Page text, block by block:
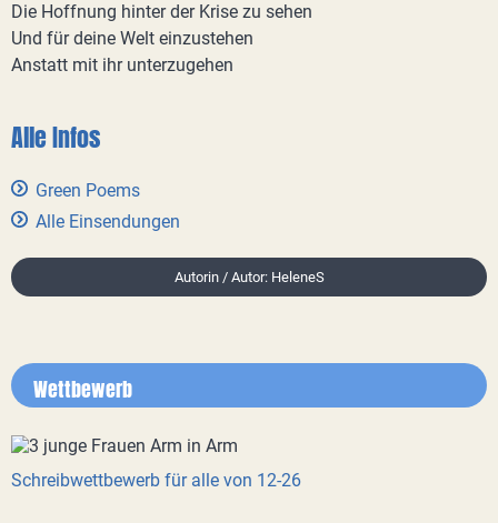
Die Hoffnung hinter der Krise zu sehen
Und für deine Welt einzustehen
Anstatt mit ihr unterzugehen
Alle Infos
Green Poems
Alle Einsendungen
Autorin / Autor: HeleneS
Wettbewerb
Schreibwettbewerb für alle von 12-26